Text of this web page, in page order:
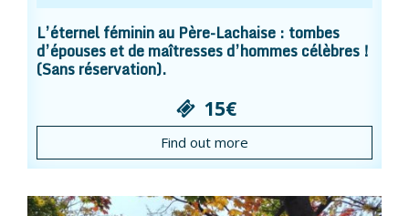
L’éternel féminin au Père-Lachaise : tombes
d’épouses et de maîtresses d’hommes célèbres !
(Sans réservation).
15€
Find out more